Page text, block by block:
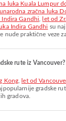
zračna luka
Indira Gandhi
let od
Indira Gandhi su
nude praktične veze
rute iz Vancouver?
Kong let od
gradske
gradova.